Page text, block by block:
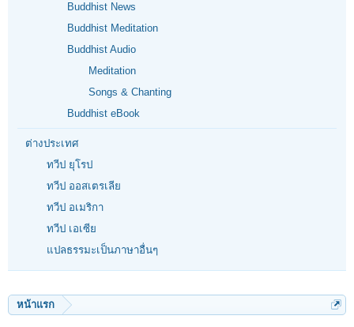
Buddhist News
Buddhist Meditation
Buddhist Audio
Meditation
Songs & Chanting
Buddhist eBook
ต่างประเทศ
ทวีป ยุโรป
ทวีป ออสเตรเลีย
ทวีป อเมริกา
ทวีป เอเซีย
แปลธรรมะเป็นภาษาอื่นๆ
หน้าแรก